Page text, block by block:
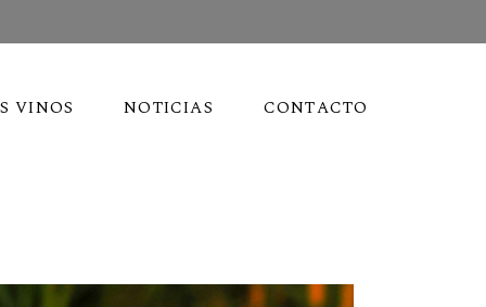
VINOS NOTICIAS CONTACTO